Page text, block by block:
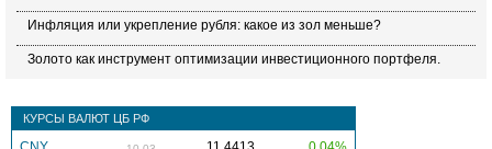
Инфляция или укрепление рубля: какое из зол меньше?
Золото как инструмент оптимизации инвестиционного портфеля.
КУРСЫ ВАЛЮТ ЦБ РФ